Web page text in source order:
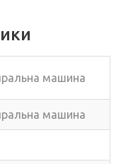
машина
машина